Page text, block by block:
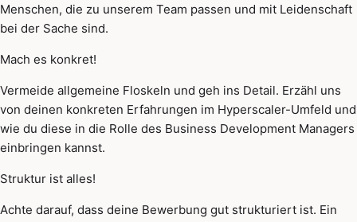
Menschen, die zu unserem Team passen und mit Leidenschaft
bei der Sache sind.
Mach es konkret!
Vermeide allgemeine Floskeln und geh ins Detail. Erzähl uns
von deinen konkreten Erfahrungen im Hyperscaler-Umfeld und
wie du diese in die Rolle des Business Development Managers
einbringen kannst.
Struktur ist alles!
Achte darauf, dass deine Bewerbung gut strukturiert ist. Ein